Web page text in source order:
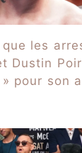
les
Dustin
pour son